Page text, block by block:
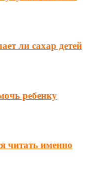
ли сахар детей
ребенку
читать именно